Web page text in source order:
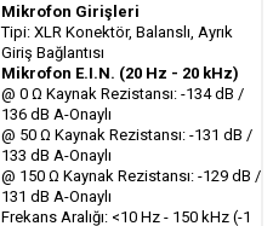
Mikrofon Girişleri
Tipi: XLR Konektör, Balanslı, Ayrık
Giriş Bağlantısı
Mikrofon E.I.N. (20 Hz - 20 kHz)
@ 0 Ω Kaynak Rezistansı: -134 dB /
136 dB A-Onaylı
@ 50 Ω Kaynak Rezistansı: -131 dB /
133 dB A-Onaylı
@ 150 Ω Kaynak Rezistansı: -129 dB /
131 dB A-Onaylı
Frekans Aralığı: <10 Hz - 150 kHz (-1